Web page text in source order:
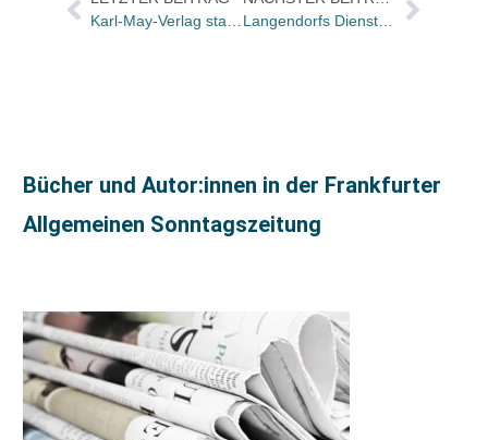
Bücher und Autor:innen in der Frankfurter
Allgemeinen Sonntagszeitung